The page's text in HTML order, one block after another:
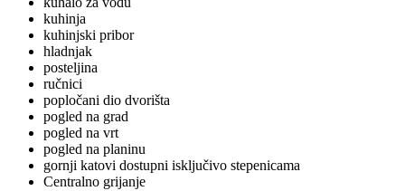
kuhinja
kuhinjski pribor
hladnjak
posteljina
ručnici
popločani dio dvorišta
pogled na grad
pogled na vrt
pogled na planinu
gornji katovi dostupni isključivo stepenicama
Centralno grijanje